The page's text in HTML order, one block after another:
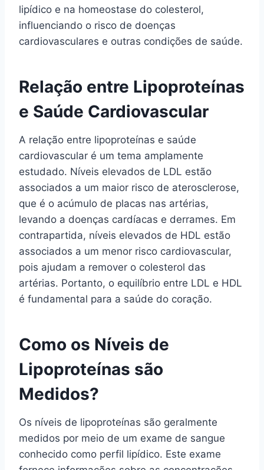
lipídico e na homeostase do colesterol,
influenciando o risco de doenças
cardiovasculares e outras condições de saúde.
Relação entre Lipoproteínas
e Saúde Cardiovascular
A relação entre lipoproteínas e saúde
cardiovascular é um tema amplamente
estudado. Níveis elevados de LDL estão
associados a um maior risco de aterosclerose,
que é o acúmulo de placas nas artérias,
levando a doenças cardíacas e derrames. Em
contrapartida, níveis elevados de HDL estão
associados a um menor risco cardiovascular,
pois ajudam a remover o colesterol das
artérias. Portanto, o equilíbrio entre LDL e HDL
é fundamental para a saúde do coração.
Como os Níveis de
Lipoproteínas são
Medidos?
Os níveis de lipoproteínas são geralmente
medidos por meio de um exame de sangue
conhecido como perfil lipídico. Este exame